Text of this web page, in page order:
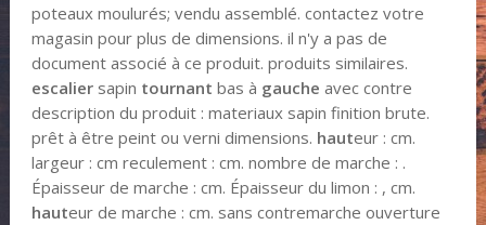
poteaux moulurés; vendu assemblé. contactez votre
magasin pour plus de dimensions. il n'y a pas de
document associé à ce produit. produits similaires.
escaliersapin tournant bas à gauche avec contre
description du produit : materiaux sapin finition brute.
prêt à être peint ou verni dimensions. hauteur : cm.
largeur : cm reculement : cm. nombre de marche : .
Épaisseur de marche : cm. Épaisseur du limon : , cm.
hauteur de marche : cm. sans contremarche ouverture